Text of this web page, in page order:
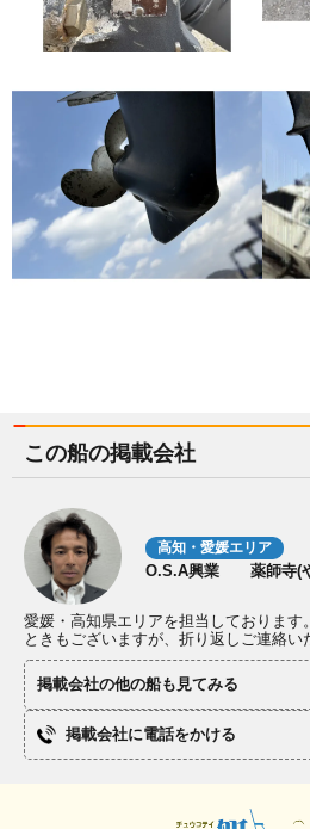
この船の掲載会社
高知・愛媛エリア
O.S.A興業 薬師寺(
愛媛・高知県エリアを担当しておりま
ときもございますが、折り返しご連絡い
掲載会社の他の船も見てみる
掲載会社に電話をかける